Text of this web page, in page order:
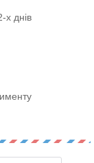
х днів